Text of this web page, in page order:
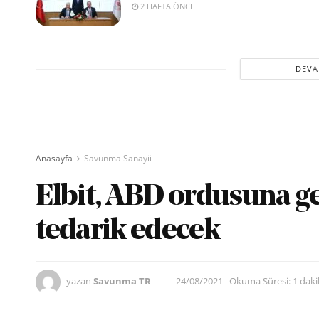
2 HAFTA ÖNCE
Anasayfa Savunma Sanayii
Elbit, ABD ordusuna
tedarik edecek
yazan Savunma TR 24/08/2021 Okuma Süresi: 1